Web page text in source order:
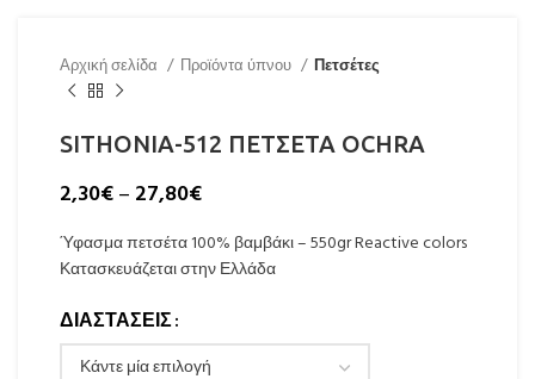
Αρχική σελίδα Προϊόντα ύπνου Πετσέτες
SITHONIA-512 ΠΕΤΣΕΤΑ OCHRA
2,30€– 27,80€
Ύφασμα πετσέτα 100% βαμβάκι – 550gr Reactive colors
Κατασκευάζεται στην Ελλάδα
ΔΙΑΣΤΑΣΕΙΣ